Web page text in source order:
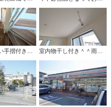
踏み場の広い手摺付き階段です。勾配も緩やかに設計されており、高齢の方でも安心できますね＾＾ 室内物干し付き＾＾雨の日や花粉の季節の洗濯も安心です＾＾